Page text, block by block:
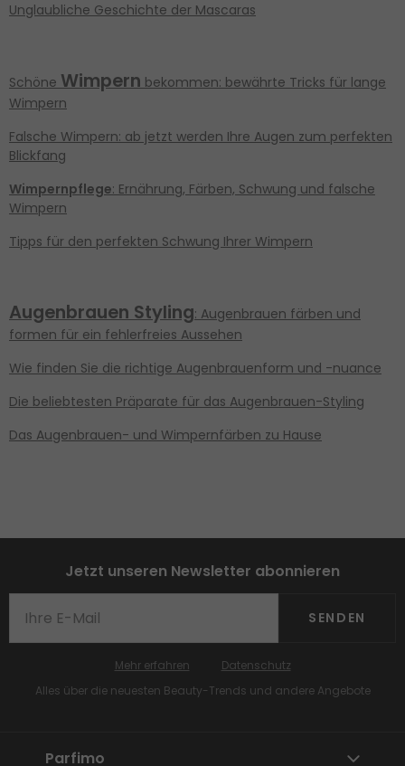
Unglaubliche Geschichte der Mascaras
Schöne Wimpern bekommen: bewährte Tricks für lange
Wimpern
Falsche Wimpern: ab jetzt werden Ihre Augen zum perfekten
Blickfang
Wimpernpflege: Ernährung, Färben, Schwung und falsche
Wimpern
Tipps für den perfekten Schwung Ihrer Wimpern
Augenbrauen Styling: Augenbrauen färben und
formen für ein fehlerfreies Aussehen
Wie finden Sie die richtige Augenbrauenform und -nuance
Die beliebtesten Präparate für das Augenbrauen-Styling
Das Augenbrauen- und Wimpernfärben zu Hause
Jetzt unseren Newsletter abonnieren
SENDEN
Alles über die neuesten Beauty-Trends und andere Angebote
Mehr erfahren Datenschutz
Parfimo